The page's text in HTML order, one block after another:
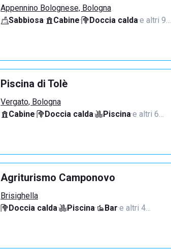
Appennino Bolognese, Bologna
Sabbiosa· Cabine· Doccia calda·e altri 9…
Piscina di Tolè
Vergato, Bologna
Cabine· Doccia calda· Piscina·e altri 6…
Agriturismo Camponovo
Brisighella
Doccia calda· Piscina· Bar·e altri 4…